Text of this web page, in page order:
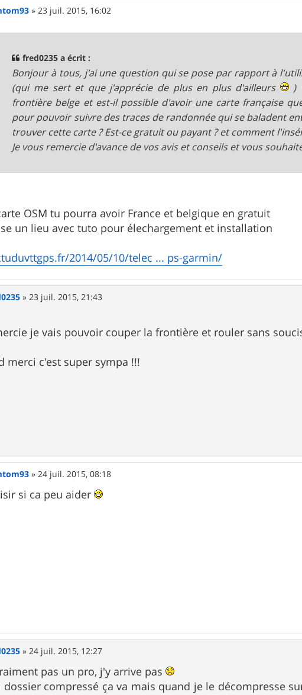
»23 juil. 2015, 16:02
fred0235 a écrit :
Bonjour à tous, j'ai une question qui se pose par rapport à
(qui me sert et que j'apprécie de plus en plus d'ailleurs
)
frontière belge et est-il possible d'avoir une carte française
pour pouvoir suivre des traces de randonnée qui se baladent
trouver cette carte ? Est-ce gratuit ou payant ? et comment
Je vous remercie d'avance de vos avis et conseils et vous
OSM tu pourra avoir France et belgique en gratuit
un lieu avec tuto pour élechargement et installation
2014/05/10/telec ... ps-garmin/
»23 juil. 2015, 21:43
je vais pouvoir couper la frontière et rouler sans
merci c'est super sympa !!!
»24 juil. 2015, 08:18
si ca peu aider
»24 juil. 2015, 12:27
pas un pro, j'y arrive pas
dossier compressé ça va mais quand je le décompresse